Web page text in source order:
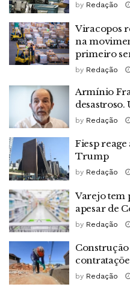
by Redação
Viracopos
na
primeiro
by Redação
Armínio
desastroso.
by Redação
Fiesp
Trump
by Redação
Varejo tem
apesar de
by Redação
by Redação